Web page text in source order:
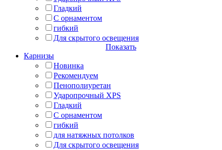
Гладкий
С орнаментом
гибкий
Для скрытого освещения
Показать
Карнизы
Новинка
Рекомендуем
Пенополиуретан
Ударопрочный XPS
Гладкий
С орнаментом
гибкий
для натяжных потолков
Для скрытого освещения